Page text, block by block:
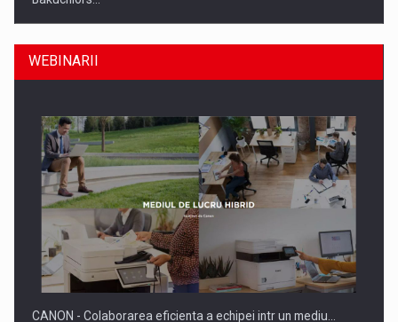
Producatorii si comerciantii care nu se supun noilor
reglementari…
WEBINARII
CANON - Colaborarea eficienta a echipei intr un mediu…